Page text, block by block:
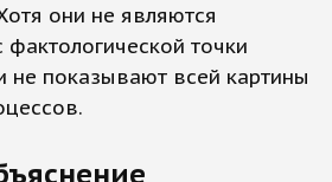
они не являются
точки
не показывают всей картины